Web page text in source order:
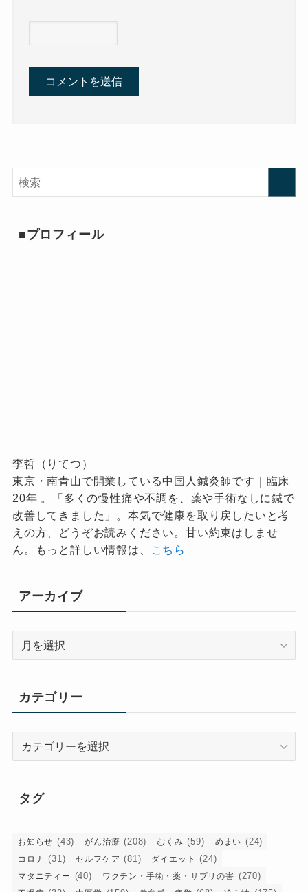
■プロフィール
李哲（りてつ）
東京・南青山で開業している中国人鍼灸師です｜臨床
20年 。「多くの慢性痛や不調を、薬や手術なしに鍼で
改善してきました」。本気で健康を取り戻したいと考
えの方、どうぞお読みください。甘い約束はしませ
ん。もっと詳しい情報は、
こちら
アーカイブ
ブ
カテゴリー
ー
タグ
お知らせ (43) がん治療 (208) むくみ (59) めまい (24)
コロナ (31) セルフケア (81) ダイエット (24)
マタニティー (40) ワクチン・手術・薬・サプリの害 (270)